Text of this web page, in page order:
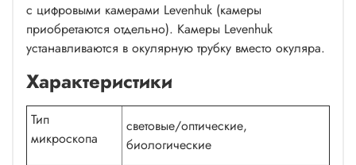
с цифровыми камерами Levenhuk (камеры
приобретаются отдельно). Камеры Levenhuk
устанавливаются в окулярную трубку вместо окуляра.
Характеристики
Тип
микроскопа
световые/оптические,
биологические